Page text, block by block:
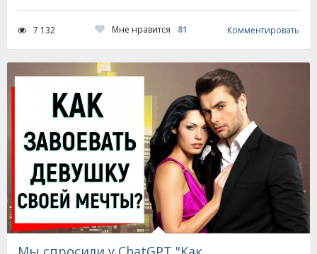
7 132 Мне нравится 81 Комментировать